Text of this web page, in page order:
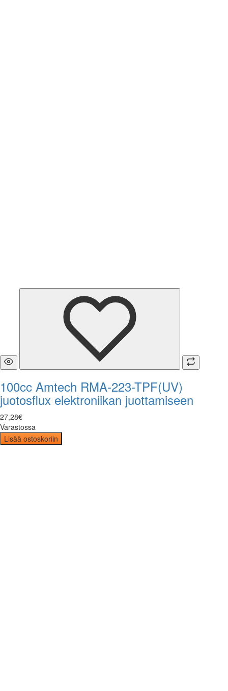
100cc Amtech RMA-223-TPF(UV)
juotosflux elektroniikan juottamiseen
27,28€
Varastossa
Lisää ostoskoriin